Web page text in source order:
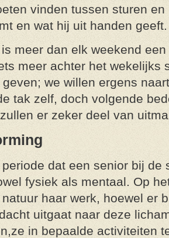
vinden tussen sturen
en wat hij uit handen geeft.
meer dan elk weekend
meer achter het wekelijks
we willen ergens
tak zelf, doch volgende
er zeker deel van
dat een senior bij de
fysiek als mentaal. Op
haar werk, hoewel er
uitgaat naar deze
in bepaalde activiteiten